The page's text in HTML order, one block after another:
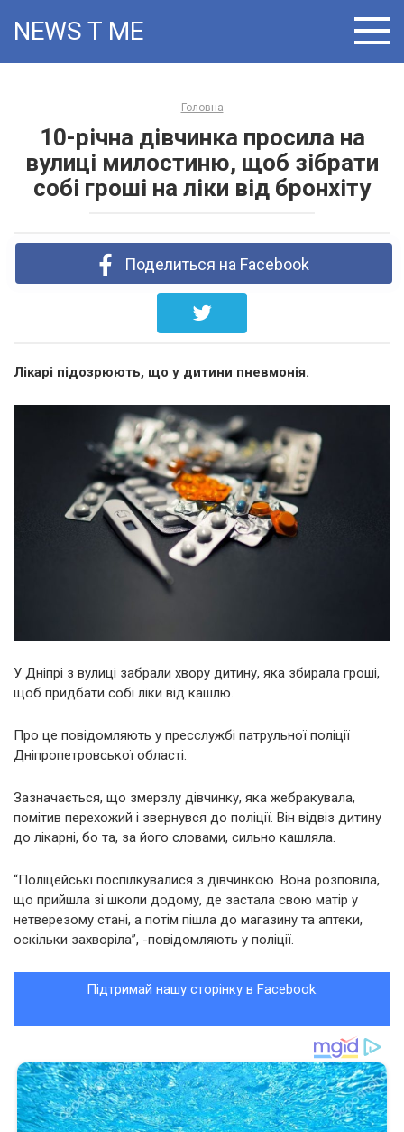
NEWS T:ME
Головна
10-річна дівчинка просила на
вулиці милостиню, щоб зібрати
собі гроші на ліки від бронхіту
Поделиться на Facebook
Лікарі підозрюють, що у дитини пневмонія.
У Дніпрі з вулиці забрали хвору дитину, яка збирала гроші,
щоб придбати собі ліки від кашлю.
Про це повідомляють у пресслужбі патрульної поліції
Дніпропетровської області.
Зазначається, що змерзлу дівчинку, яка жебракувала,
помітив перехожий і звернувся до поліції. Він відвіз дитину
до лікарні, бо та, за його словами, сильно кашляла.
“Поліцейські поспілкувалися з дівчинкою. Вона розповіла,
що прийшла зі школи додому, де застала свою матір у
нетверезому стані, а потім пішла до магазину та аптеки,
оскільки захворіла”, -повідомляють у поліції.
Підтримай нашу сторінку в Facebook.